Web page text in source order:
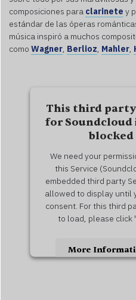
composiciones para clarinete y
estándar de las óperas
música inspiró a muchos
como Wagner Berlioz Mahler
This third
for Soundcloud
blocked
We need your
this Service
embedded third party
allowed to display until
consent. For this third
to load, please click
More